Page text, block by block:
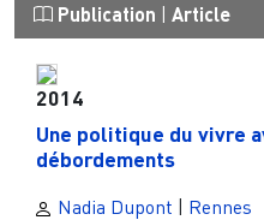
Publication Article
2014
Une politique du vivre
débordements
Nadia Dupont Rennes